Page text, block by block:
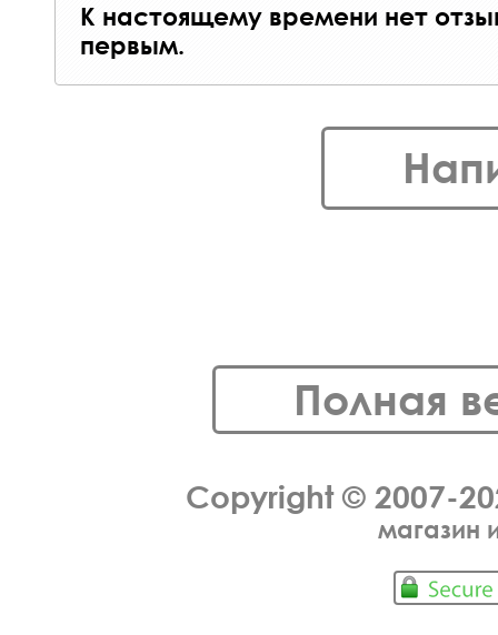
К настоящему времени нет
первым.
Полная
Copyright © 2007-
магазин